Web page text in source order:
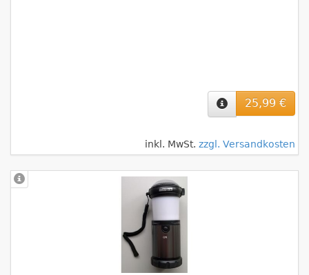
25,99 €
inkl. MwSt. zzgl. Versandkosten